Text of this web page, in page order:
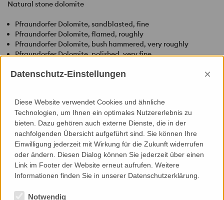
Natural stone dolomite
Pfraundorfer Dolomite, sandblasted, fine
Pfraundorfer Dolomite, flamed, roughly
Pfraundorfer Dolomite, bush hammered, very roughly
Pfraundorfer Dolomite, polished, very fine
Joints
Different forms of joints, closely butted and sanded
Corner solution
Taped, edge, natural stone closely butted
Characteristics
Manual stonemasonary work for highest demands, design
variety by use of different surface processing treatment at the
same type of stone
Back to Index
Datenschutz-Einstellungen ×
Diese Website verwendet Cookies und ähnliche
Technologien, um Ihnen ein optimales Nutzererlebnis zu
bieten. Dazu gehören auch externe Dienste, die in der
nachfolgenden Übersicht aufgeführt sind. Sie können Ihre
Einwilligung jederzeit mit Wirkung für die Zukunft widerrufen
oder ändern. Diesen Dialog können Sie jederzeit über einen
Link im Footer der Website erneut aufrufen. Weitere
Informationen finden Sie in unserer Datenschutzerklärung.
Notwendig